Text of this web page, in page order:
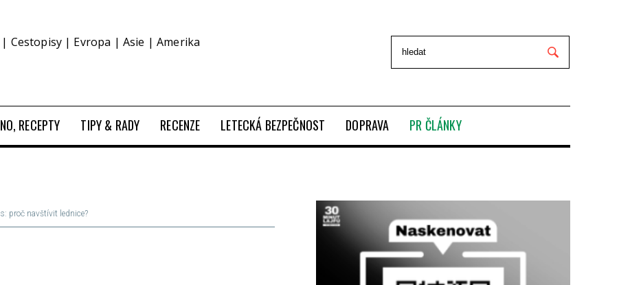
| Cestopisy | Evropa | Asie | Amerika
RECEPTY TIPY & RADY RECENZE LETECKÁ BEZPEČNOST DOPRAVA PR ČLÁNKY
proč navštívit lednice?